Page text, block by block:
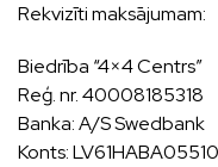
Rekvizīti maksājumam:
Biedrība “4×4 Centrs”
Reģ. nr. 40008185318
Banka: A/S Swedbank
Konts: